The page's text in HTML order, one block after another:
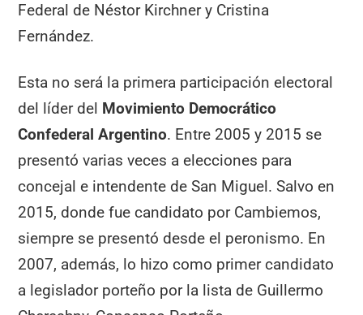
Federal de Néstor Kirchner y Cristina
Fernández.
Esta no será la primera participación electoral
del líder del Movimiento Democrático
Confederal Argentino. Entre 2005 y 2015 se
presentó varias veces a elecciones para
concejal e intendente de San Miguel. Salvo en
2015, donde fue candidato por Cambiemos,
siempre se presentó desde el peronismo. En
2007, además, lo hizo como primer candidato
a legislador porteño por la lista de Guillermo